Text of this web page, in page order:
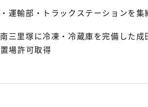
運輸部・トラックステーションを集
三里塚に冷凍・冷蔵庫を完備した
場許可取得